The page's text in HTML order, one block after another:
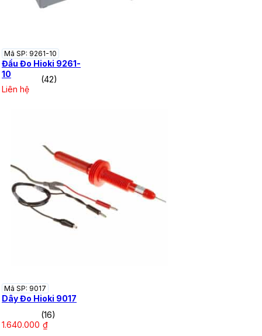
Mã SP: 9261-10
Đầu Đo Hioki 9261-
10
(42)
Liên hệ
Mã SP: 9017
Dây Đo Hioki 9017
(16)
1.640.000 ₫